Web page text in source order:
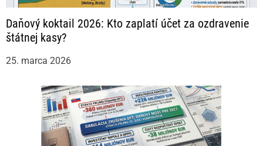
Daňový koktail 2026: Kto zaplatí účet za ozdravenie
štátnej kasy?
25. marca 2026